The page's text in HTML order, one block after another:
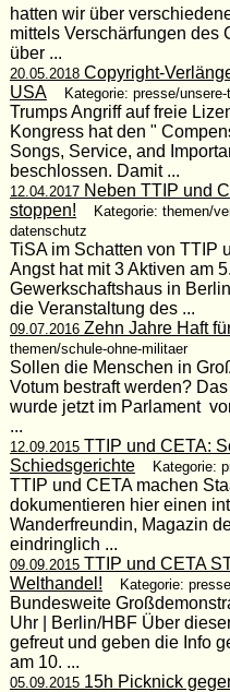
hatten wir über
mittels Verschärfungen des
über ...
20.05.2018Copyright-
USA
Kategorie: presse/
Trumps Angriff auf freie
Kongress hat den "
Songs, Service, and
beschlossen. Damit ...
12.04.2017Neben TTIP und
stoppen!
Kategorie: themen/
datenschutz
TiSA im Schatten von TTIP
Angst hat mit 3 Aktiven am
Gewerkschaftshaus in
die Veranstaltung des ...
09.07.2016Zehn Jahre Haft
themen/schule-ohne-militaer
Sollen die Menschen in
Votum bestraft werden?
wurde jetzt im Parlament
...
12.09.2015TTIP und CETA:
Schiedsgerichte
Kategorie:
TTIP und CETA machen
dokumentieren hier einen
Wanderfreundin, Magazin
eindringlich ...
09.09.2015TTIP und CETA
Welthandel!
Kategorie:
Bundesweite
Uhr | Berlin/HBF Über
gefreut und geben die Info
am 10. ...
05.09.201515h Picknick